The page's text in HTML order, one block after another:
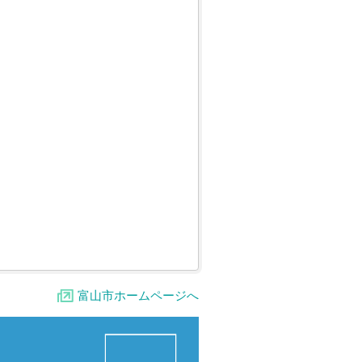
富山市ホームページへ